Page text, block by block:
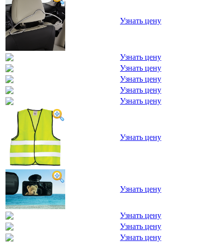
Узнать цену
Узнать цену
Узнать цену
Узнать цену
Узнать цену
Узнать цену
Узнать цену
Узнать цену
Узнать цену
Узнать цену
Узнать цену